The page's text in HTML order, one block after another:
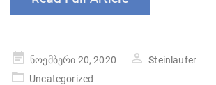
Posted
on
ნოემბერი 20, 2020
Steinlaufer
Uncategorized